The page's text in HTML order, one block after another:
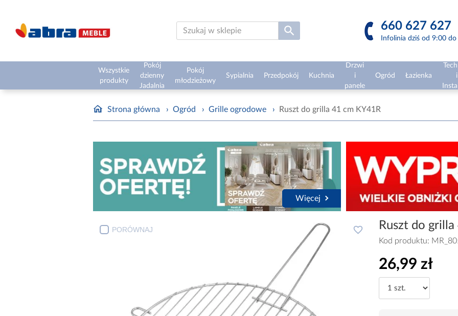
660 627 627
Infolinia dziś od 9:00
Wszystkie
produkty
Pokój
dzienny
Jadalnia
Pokój
młodzieżowy
Sypialnia Przedpokój Kuchnia
Drzwi
i
panele
Ogród Łazienka
i
Strona główna › Ogród › Grille ogrodowe › Ruszt do grilla 41 cm KY41R
Więcej
PORÓWNAJ Ruszt do
Kod produktu:
26,99 zł